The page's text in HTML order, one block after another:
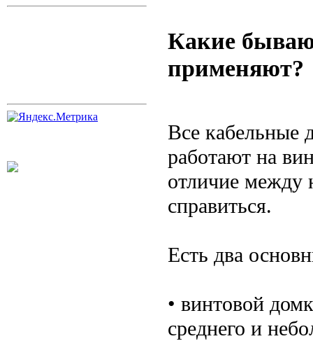
Какие
применяют?
Все кабельные
работают на
отличие между
справиться.
Есть два
• винтовой
среднего и